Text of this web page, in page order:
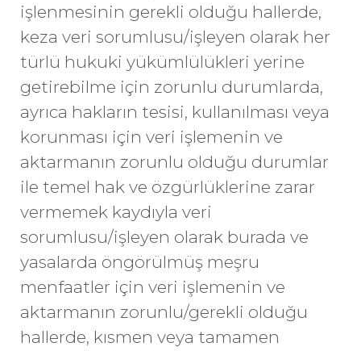
işlenmesinin gerekli olduğu hallerde,
keza veri sorumlusu/işleyen olarak her
türlü hukuki yükümlülükleri yerine
getirebilme için zorunlu durumlarda,
ayrıca hakların tesisi, kullanılması veya
korunması için veri işlemenin ve
aktarmanın zorunlu olduğu durumlar
ile temel hak ve özgürlüklerine zarar
vermemek kaydıyla veri
sorumlusu/işleyen olarak burada ve
yasalarda öngörülmüş meşru
menfaatler için veri işlemenin ve
aktarmanın zorunlu/gerekli olduğu
hallerde, kısmen veya tamamen